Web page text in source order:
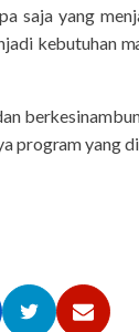
saja yang
kebutuhan
program yang